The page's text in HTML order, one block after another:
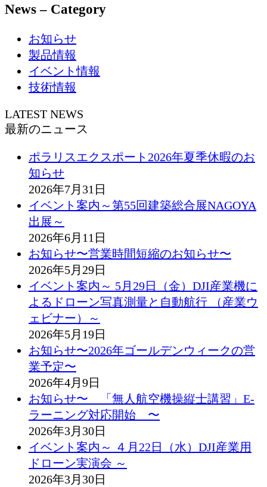
News – Category
お知らせ
製品情報
イベント情報
技術情報
LATEST NEWS
最新のニュース
ポラリスエクスポート2026年夏季休暇のお
知らせ
2026年7月31日
イベント案内～第55回建築総合展NAGOYA
出展～
2026年6月11日
お知らせ〜営業時間短縮のお知らせ〜
2026年5月29日
イベント案内～ 5月29日（金）DJI産業機に
よるドローン写真測量と自動航行 （産業ウ
ェビナー）～
2026年5月19日
お知らせ〜2026年ゴールデンウィークの営
業予定〜
2026年4月9日
お知らせ〜 「無人航空機操縦士講習」E-
ラーニング対応開始 〜
2026年3月30日
イベント案内～ ４月22日（水）DJI産業用
ドローン実演会 ～
2026年3月30日